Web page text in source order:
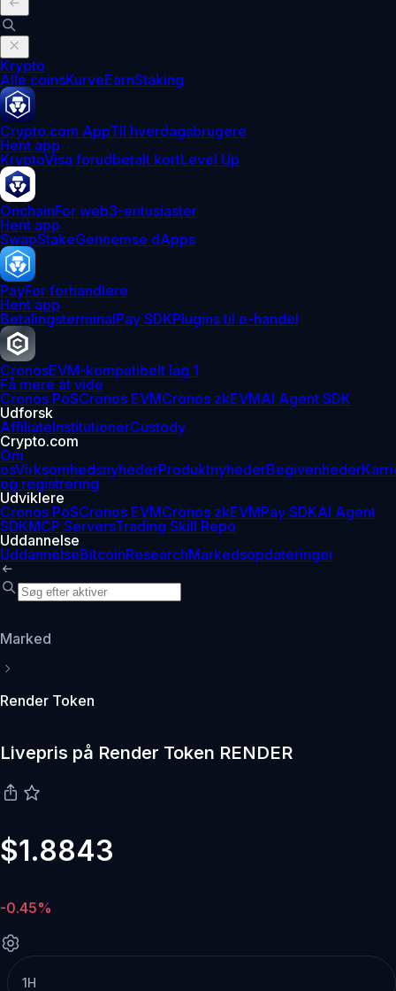
Krypto
Alle coinsKurveEarnStaking
Crypto.com AppTil hverdagsbrugere
Hent app
KryptoVisa forudbetalt kortLevel Up
OnchainFor web3-entusiaster
Hent app
SwapStakeGennemse dApps
PayFor forhandlere
Hent app
BetalingsterminalPay SDKPlugins til e-handel
CronosEVM-kompatibelt lag 1
Få mere at vide
Cronos PoSCronos EVMCronos zkEVMAI Agent SDK
Udforsk
AffiliateInstitutionerCustody
Crypto.com
Om
osVirksomhedsnyhederProduktnyhederBegivenheder
og registrering
Udviklere
Cronos PoSCronos EVMCronos zkEVMPay SDKAI Agent
SDKMCP ServersTrading Skill Repo
Uddannelse
UddannelseBitcoinResearchMarkedsopdateringer
Marked
Render Token
Livepris på Render Token RENDER
$1.8843
-0.45%
1H